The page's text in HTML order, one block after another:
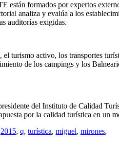
están formados por expertos
analiza y evalúa a los
auditorías exigidas.
el turismo activo, los transportes
de los campings y los
del Instituto de Calidad
por la calidad turística en un
2015, q, turística, miguel, mirones,